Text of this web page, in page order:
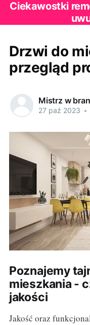
Ciekawostki
Drzwi do
przegląd
Mistrz w
27 paź 2023 •
Poznajemy
mieszkania -
jakości
Jakość oraz